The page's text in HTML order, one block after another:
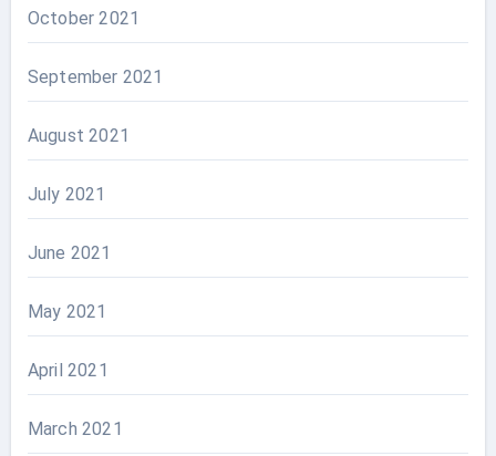
October 2021
September 2021
August 2021
July 2021
June 2021
May 2021
April 2021
March 2021